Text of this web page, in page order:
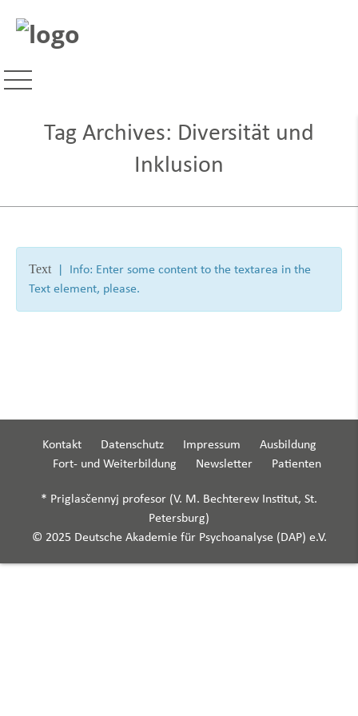
Tag Archives: Diversität und
Inklusion
Text| Info: Enter some content to the textarea in the
Text element, please.
Kontakt Datenschutz Impressum
Ausbildung
Fort- und Weiterbildung
Newsletter Patienten
* Priglasčennyj profesor (V. M. Bechterew Institut, St.
Petersburg)
© 2025 Deutsche Akademie für Psychoanalyse (DAP) e.V.